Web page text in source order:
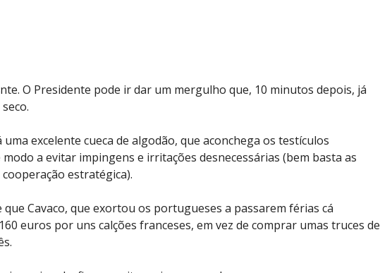
O Presidente pode ir dar um mergulho que, 10 minutos depois, já
excelente cueca de algodão, que aconchega os testículos
modo a evitar impingens e irritações desnecessárias (bem basta as
estratégica).
que Cavaco, que exortou os portugueses a passarem férias cá
euros por uns calções franceses, em vez de comprar umas truces de